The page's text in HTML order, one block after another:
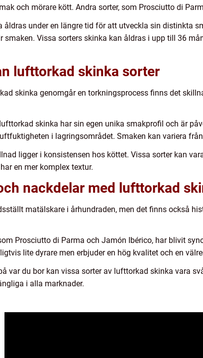
och mörare kött. Andra sorter, som Prosciutto di
åldras under en längre tid för att utveckla sin distinkta
smaken. Vissa sorters skinka kan åldras i upp till 36
lufttorkad skinka sorter
skinka genomgår en torkningsprocess finns det
skinka har sin egen unika smakprofil och är
i lagringsområdet. Smaken kan variera
ligger i konsistensen hos köttet. Vissa sorter kan
en mer komplex textur.
nackdelar med lufttorkad
matälskare i århundraden, men det finns också
Prosciutto di Parma och Jamón Ibérico, har blivit
lite dyrare men erbjuder en hög kvalitet och en
var du bor kan vissa sorter av lufttorkad skinka vara
i alla marknader.